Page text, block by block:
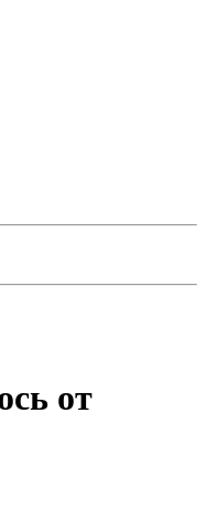
от